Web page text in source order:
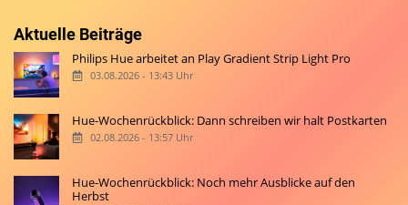
Aktuelle Beiträge
Philips Hue arbeitet an Play Gradient Strip Light Pro
03.08.2026 - 13:43 Uhr
Hue-Wochenrückblick: Dann schreiben wir halt Postkarten
02.08.2026 - 13:57 Uhr
Hue-Wochenrückblick: Noch mehr Ausblicke auf den
Herbst